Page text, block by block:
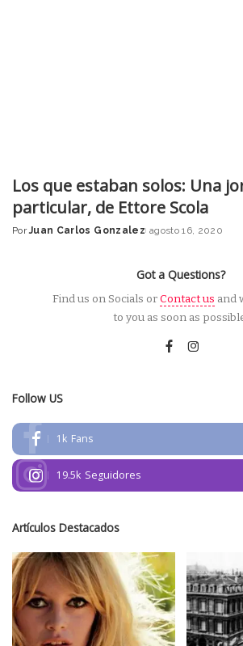
Los que estaban solos: Una
particular, de Ettore Scola
Posted
Por Juan Carlos Gonzalez agosto 16, 2020
Got a Questions?
Find us on Socials orContact us and
to you as soon as
Follow US
1k Fans
19.5k Seguidores
Artículos Destacados